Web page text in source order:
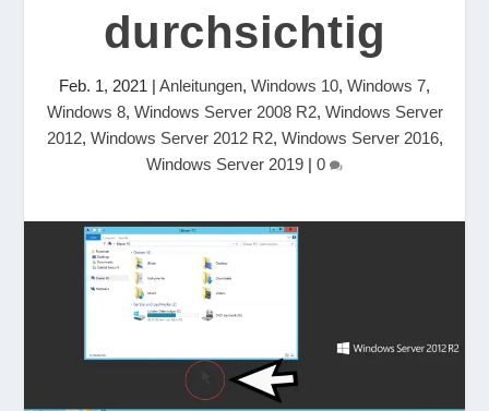
durchsichtig
Feb. 1, 2021 | Anleitungen, Windows 10, Windows 7,
Windows 8, Windows Server 2008 R2, Windows Server
2012, Windows Server 2012 R2, Windows Server 2016,
Windows Server 2019 | 0